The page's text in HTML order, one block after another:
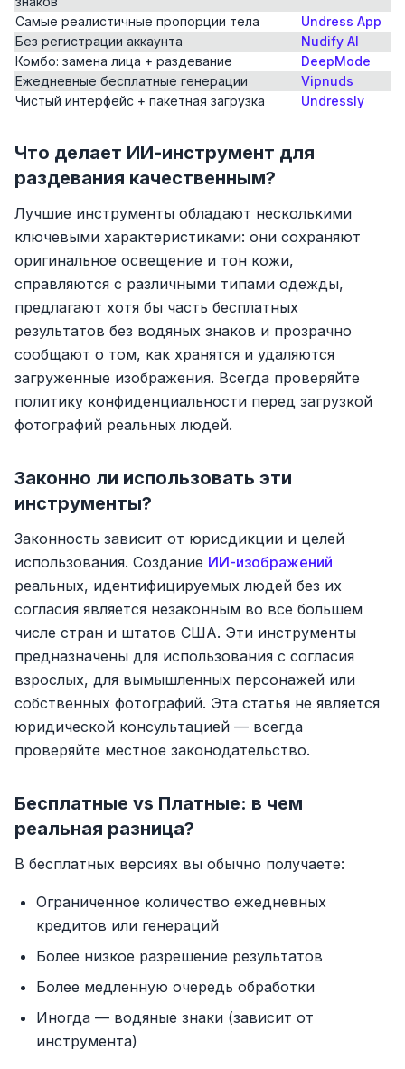
Самые реалистичные пропорции тела
Undress App
Без регистрации аккаунта
Nudify AI
Комбо: замена лица + раздевание
DeepMode
Ежедневные бесплатные генерации
Vipnuds
Чистый интерфейс + пакетная загрузка
Undressly
Что делает ИИ-инструмент для
раздевания качественным?
Лучшие инструменты обладают несколькими
ключевыми характеристиками: они сохраняют
оригинальное освещение и тон кожи,
справляются с различными типами одежды,
предлагают хотя бы часть бесплатных
результатов без водяных знаков и прозрачно
сообщают о том, как хранятся и удаляются
загруженные изображения. Всегда проверяйте
политику конфиденциальности перед загрузкой
фотографий реальных людей.
Законно ли использовать эти
инструменты?
Законность зависит от юрисдикции и целей
использования. Создание ИИ-изображений
реальных, идентифицируемых людей без их
согласия является незаконным во все большем
числе стран и штатов США. Эти инструменты
предназначены для использования с согласия
взрослых, для вымышленных персонажей или
собственных фотографий. Эта статья не является
юридической консультацией — всегда
проверяйте местное законодательство.
Бесплатные vs Платные: в чем
реальная разница?
В бесплатных версиях вы обычно получаете:
Ограниченное количество ежедневных
кредитов или генераций
Более низкое разрешение результатов
Более медленную очередь обработки
Иногда — водяные знаки (зависит от
инструмента)